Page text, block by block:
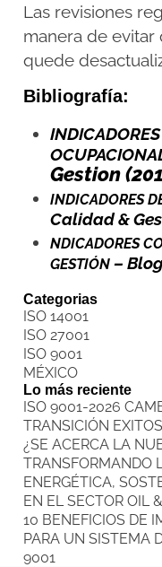
Las revisiones
manera de
quede
Bibliografía:
Gestion
INDICADORES
Calidad &
NDICADORES
GESTIÓN –
Categorias
ISO 14001
ISO 27001
ISO 9001
MÉXICO
Lo más reciente
ISO 9001-2026
TRANSICIÓN
¿SE ACERCA LA
TRANSFORMANDO
ENERGÉTICA,
EN EL SECTOR OIL
10 BENEFICIOS DE
PARA UN SISTEMA
9001